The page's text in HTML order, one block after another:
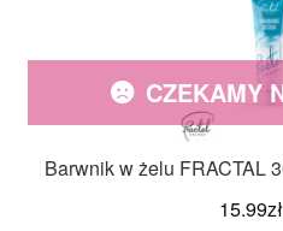
Barwnik w żelu FRACTAL
15.99zł
CZEKAMY